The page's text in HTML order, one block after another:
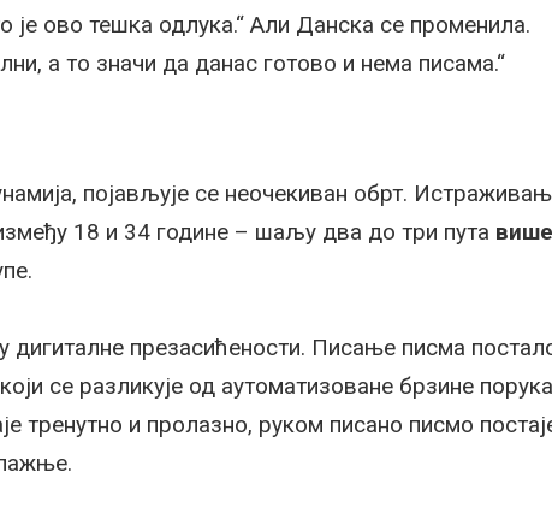
је ово тешка одлука.“ Али Данска се променила.
а то значи да данас готово и нема писама.“
појављује се неочекиван обрт.
18 и 34 године – шаљу два до три пута више
презасићености. Писање писма
се разликује од аутоматизоване брзине
тренутно и пролазно, руком писано писмо